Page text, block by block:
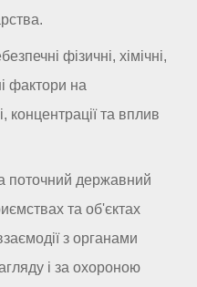
фізичні, хімічні,
фактори на
концентрації та вплив
поточний державний
та об'єктах
з органами
і за охороною